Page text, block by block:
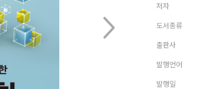
저자
도서종류
출판사
발행언어
발행일